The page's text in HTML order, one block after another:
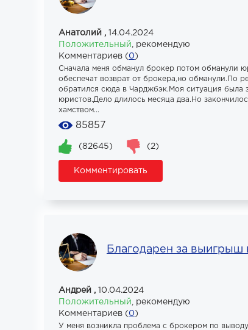
Анатолий , 14.04.2024
Положительный
рекомендую
Комментариев (0)
Сначала меня обманул брокер потом обманули
обеспечат возврат от брокера,но обманули.По
обратился сюда в Чарджбэк.Моя ситуация была
юристов.Дело длилось месяца два.Но
хамством...
85857
(82645) (2)
Комментировать
Благодарен за выигрыш
Андрей , 10.04.2024
Положительный
рекомендую
Комментариев (0)
У меня возникла проблема с брокером по